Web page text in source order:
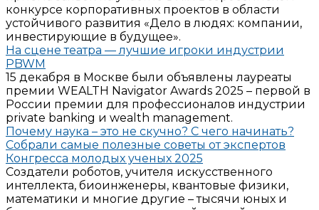
конкурсе корпоративных проектов в области
устойчивого развития «Дело в людях: компании,
инвестирующие в будущее».
На сцене театра — лучшие игроки индустрии
PBWM
15 декабря в Москве были объявлены лауреаты
премии WEALTH Navigator Awards 2025 – первой в
России премии для профессионалов индустрии
private banking и wealth management.
Почему наука – это не скучно? С чего начинать?
Собрали самые полезные советы от экспертов
Конгресса молодых ученых 2025
Создатели роботов, учителя искусственного
интеллекта, биоинженеры, квантовые физики,
математики и многие другие – тысячи юных и